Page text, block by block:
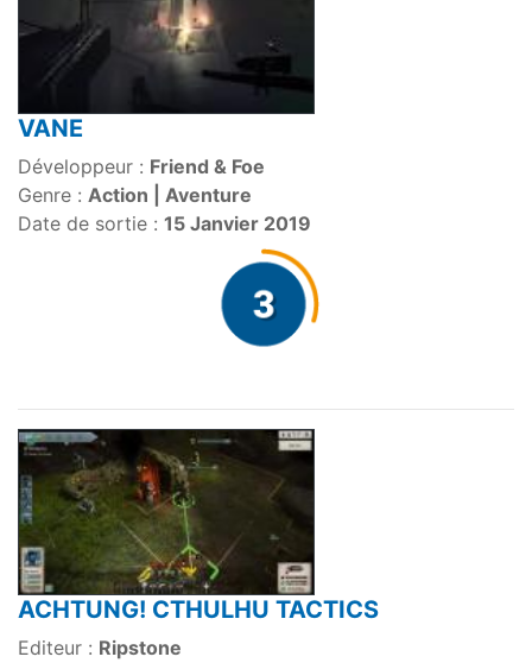
VANE
Développeur : Friend & Foe
Genre : Action | Aventure
Date de sortie : 15 Janvier 2019
ACHTUNG! CTHULHU TACTICS
Editeur : Ripstone